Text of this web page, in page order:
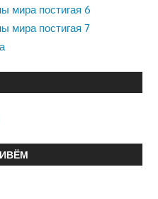
мира постигая 6
мира постигая 7